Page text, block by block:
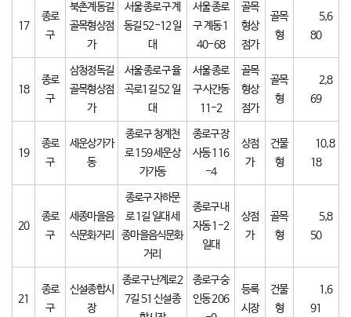
17
종로
구
북촌계동길
골목형상점
가
서울 종로구 계
동길 52-12 일
대
서울 종로
구 계동 1
40-68
골목
형상
점가
골목
형
5,6
80
18
종로
구
삼청정독길
골목형상점
가
서울 종로구 율
곡로1길 52 일
대
서울 종로
구 사간동
11-2
골목
형상
점가
골목
형
2,8
69
19
종로
구
세운상가가
동
종로구 청계천
로 159 세운상
가가동
종로구 장
사동 116
-4
상점
가
건물
형
10,8
18
20
종로
구
세종마을음
식문화거리
종로구 자하문
로 1길 일대 세
종마을음식문화
거리
종로구 내
자동 1-2
일대
상점
가
골목
형
5,8
50
21
종로
구
신설종합시
장
종로구 난계로2
7길 51 신설종
종로구 숭
인동 206
등록
시장
건물
형
1,6
91